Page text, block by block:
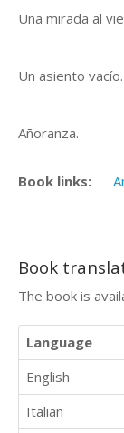
Una mirada al
Un asiento vacío.
Añoranza.
Book links:
Book
The book is
Language
English
Italian